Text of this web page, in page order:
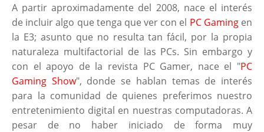
A partir aproximadamente del 2008, nace el interés
de incluir algo que tenga que ver con el PC Gamingen
la E3; asunto que no resulta tan fácil, por la propia
naturaleza multifactorial de las PCs. Sin embargo y
con el apoyo de la revista PC Gamer, nace el "PC
Gaming Show", donde se hablan temas de interés
para la comunidad de quienes preferimos nuestro
entretenimiento digital en nuestras computadoras. A
pesar de no haber iniciado de forma muy